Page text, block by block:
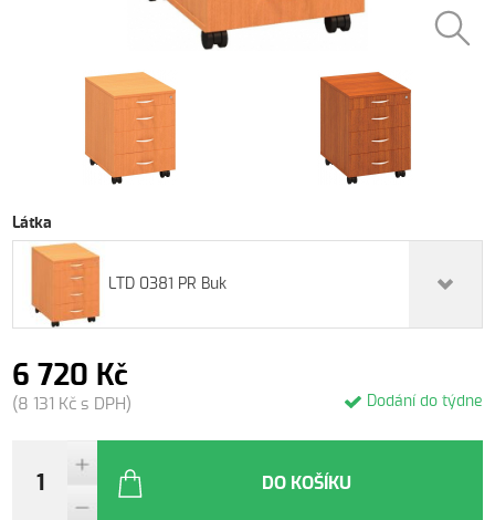
Látka
LTD 0381 PR Buk
6 720 Kč
(8 131 Kč s DPH) Dodání do týdne
DO KOŠÍKU